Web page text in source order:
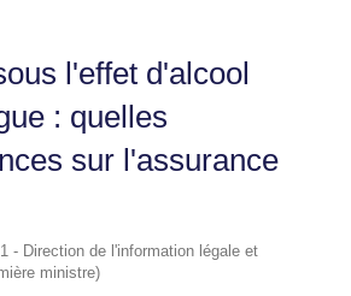
l'effet d'alcool
: quelles
sur l'assurance
- Direction de l'information légale et
ministre)